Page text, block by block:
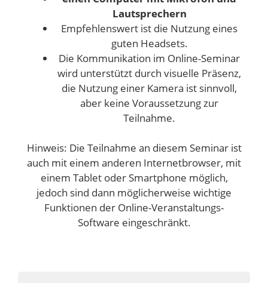
Lautsprechern
Empfehlenswert ist die Nutzung eines
guten Headsets.
Die Kommunikation im Online-Seminar
wird unterstützt durch visuelle Präsenz,
die Nutzung einer Kamera ist sinnvoll,
aber keine Voraussetzung zur
Teilnahme.
Hinweis: Die Teilnahme an diesem Seminar ist
auch mit einem anderen Internetbrowser, mit
einem Tablet oder Smartphone möglich,
jedoch sind dann möglicherweise wichtige
Funktionen der Online-Veranstaltungs-
Software eingeschränkt.